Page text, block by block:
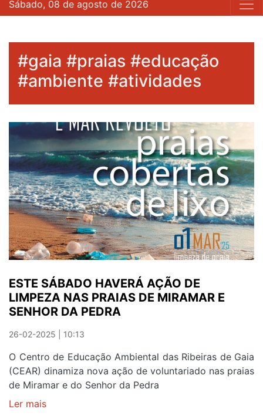
Sábado, 08 de agosto de 2026
#gaia #praias #educação
#ambiente #atividades
ESTE SÁBADO HAVERÁ AÇÃO DE
LIMPEZA NAS PRAIAS DE MIRAMAR E
SENHOR DA PEDRA
26-02-2025 | 10:13
O Centro de Educação Ambiental das Ribeiras de Gaia
(CEAR) dinamiza nova ação de voluntariado nas praias
de Miramar e do Senhor da Pedra
Ler mais